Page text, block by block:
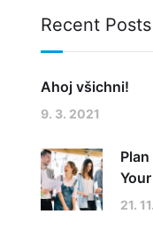
Recent Posts
Ahoj všichni!
9. 3. 2021
21.